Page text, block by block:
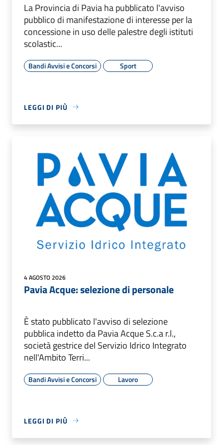
La Provincia di Pavia ha pubblicato l'avviso
pubblico di manifestazione di interesse per la
concessione in uso delle palestre degli istituti
scolastic...
Bandi Avvisi e Concorsi Sport
LEGGI DI PIÙ
4 AGOSTO 2026
Pavia Acque: selezione di personale
È stato pubblicato l'avviso di selezione
pubblica indetto da Pavia Acque S.c.a r.l.,
società gestrice del Servizio Idrico Integrato
nell'Ambito Terri...
Bandi Avvisi e Concorsi Lavoro
LEGGI DI PIÙ